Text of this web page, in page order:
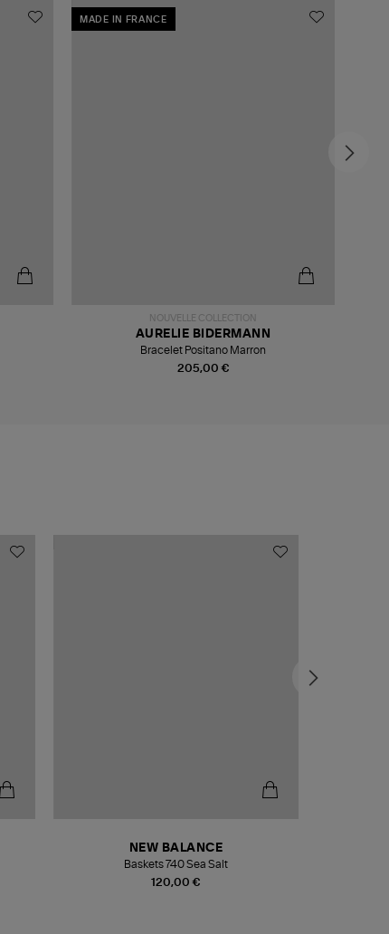
MADE IN FRANCE
NOUVELLE COLLECTION
205,00 €
AURELIE BIDERMANN
Bracelet Positano Marron
120,00 €
NEW BALANCE
Baskets 740 Sea Salt